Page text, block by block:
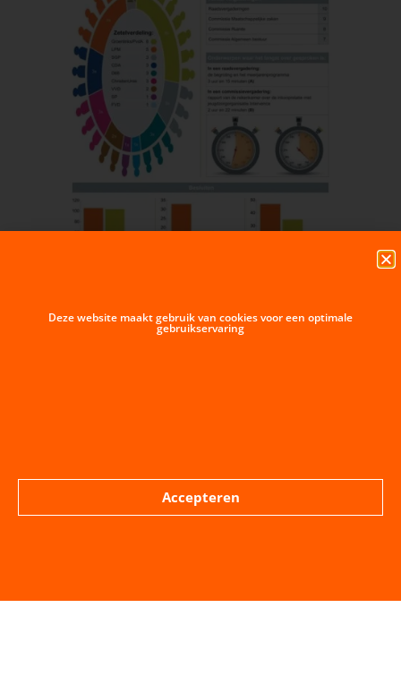
Deze website maakt gebruik van cookies voor een optimale
gebruikservaring
Accepteren